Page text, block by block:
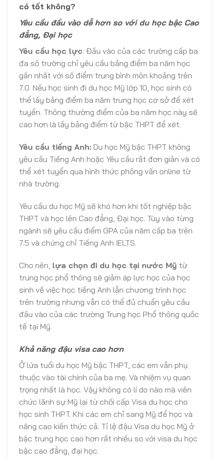
có tốt không?
Yêu cầu đầu vào dễ hơn so với du học bậc Cao
đẳng, Đại học
Yêu cầu học lực: Đầu vào của các trường cấp ba
đa số trường chỉ yêu cầu bảng điểm ba năm học
gần nhất với số điểm trung bình môn khoảng trên
7.0. Nếu học sinh đi du học Mỹ lớp 10, học sinh có
thể lấy bảng điểm ba năm trung học cơ sở để xét
tuyển. Thông thường điểm của ba năm học này sẽ
cao hơn là lấy bảng điểm từ bậc THPT để xét.
Yêu cầu tiếng Anh: Du học Mỹ bậc THPT không
yêu cầu Tiếng Anh hoặc Yêu cầu rất đơn giản và có
thể xét tuyển qua hình thức phỏng vấn online từ
nhà trường.
Yêu cầu du học Mỹ sẽ khó hơn khi tốt nghiệp bậc
THPT và học lên Cao đẳng, Đại học. Tùy vào từng
ngành sẽ yêu cầu điểm GPA của năm cấp ba trên
7.5 và chứng chỉ Tiếng Anh IELTS.
Cho nên, lựa chọn đi du học tại nước Mỹ từ
trung học phổ thông sẽ giảm áp lực học của học
sinh về việc học tiếng Anh lẫn chương trình học
trên trường nhưng vẫn có thể đủ chuẩn yêu cầu
đầu vào của các trường Trung học Phổ thông quốc
tế tại Mỹ.
Khả năng đậu visa cao hơn
Ở lứa tuổi du học Mỹ bậc THPT, các em vẫn phụ
thuộc vào tài chính của ba mẹ. Và nhiệm vụ quan
trọng nhất là học. Vậy không có lí do nào mà viên
chức lãnh sự Mỹ lại từ chối cấp Visa du học cho
học sinh THPT. Khi các em chỉ sang Mỹ để học và
nâng cao kiến thức cả. Tỉ lệ đậu Visa du học Mỹ ở
bậc trung học cao hơn rất nhiều so với visa du học
bậc cao đẳng, đại học.